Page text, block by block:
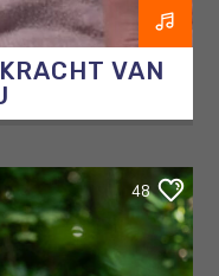
VAN
48